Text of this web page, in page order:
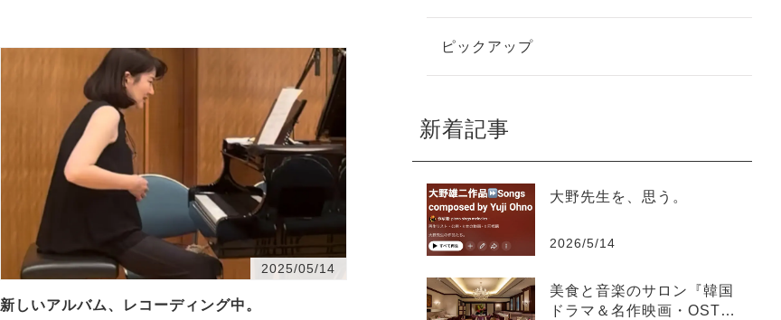
2025/05/14
新しいアルバム、レコーディング中。
ピックアップ
新着記事
大野先生を、思う。
2026/5/14
美食と音楽のサロン『韓国
ドラマ＆名作映画・OST聴